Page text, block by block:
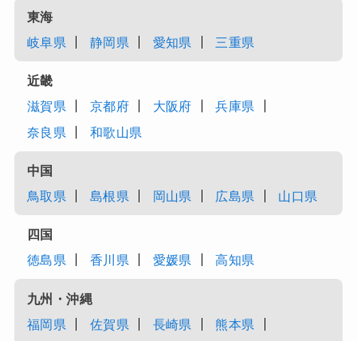
東海
岐阜県
静岡県 愛知県 三重県
近畿
滋賀県
京都府 大阪府
兵庫県
奈良県
和歌山県
中国
鳥取県
島根県 岡山県 広島県 山口県
四国
徳島県
香川県 愛媛県 高知県
九州・沖縄
福岡県
佐賀県 長崎県
熊本県